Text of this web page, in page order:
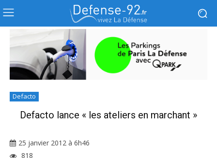
Defacto
Defacto lance « les ateliers en marchant »
25 janvier 2012 à 6h46
818